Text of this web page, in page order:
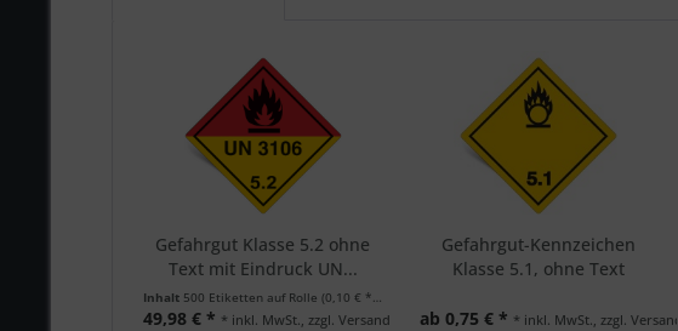
Gefahrgut Klasse 5.2 ohne
Text mit Eindruck UN...
Inhalt 500 Etiketten auf Rolle (0,10 € * / 1 Etiketten auf Rolle)
49,98 € * * inkl. MwSt., zzgl. Versand
Gefahrgut-Kennzeichen
Klasse 5.1, ohne Text
ab 0,75 € * * inkl. MwSt., zzgl. Versand